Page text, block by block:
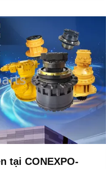
mônMột thập kỷ xu...
tại CONEXPO-